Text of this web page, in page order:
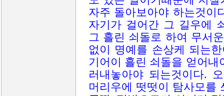
자주 돌아보아야 하는것이
자기가 걸어간 그 길우에
그 흘린 쇠돌로 하여 무서
없이 명예를 손상케 되는
기어이 흘린 쇠돌을 얻어
러내놓아야 되는것이다.
머리우에 떳떳이 탐사모를